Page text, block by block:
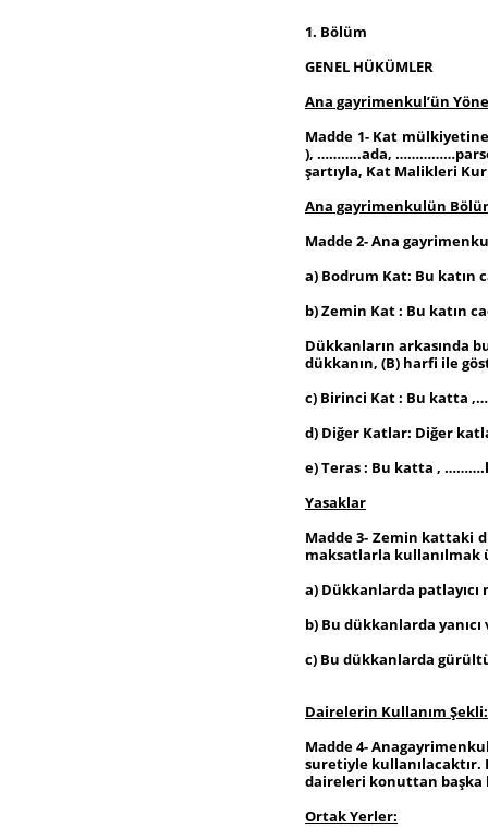
1. Bölüm
GENEL HÜKÜMLER
Ana gayrimenkul’ün
Madde 1- Kat
), ………..ada,
şartıyla, Kat Malikleri
Ana gayrimenkulün
Madde 2- Ana
a) Bodrum Kat: Bu katın
b) Zemin Kat : Bu katın
Dükkanların arkasında
dükkanın, (B) harfi ile
c) Birinci Kat : Bu katta
d) Diğer Katlar: Diğer
e) Teras : Bu katta ,
Yasaklar
Madde 3- Zemin kattaki
maksatlarla kullanılmak
a) Dükkanlarda
b) Bu dükkanlarda
c) Bu dükkanlarda
Dairelerin Kullanım Şekli:
Madde 4-
suretiyle kullanılacaktır.
daireleri konuttan başka
Ortak Yerler: